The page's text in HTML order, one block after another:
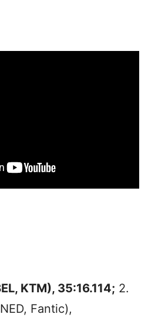
KTM), 35:16.114; 2.
Fantic),